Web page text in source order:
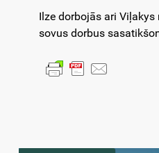
Ilze dorbojās ari
sovus dorbus